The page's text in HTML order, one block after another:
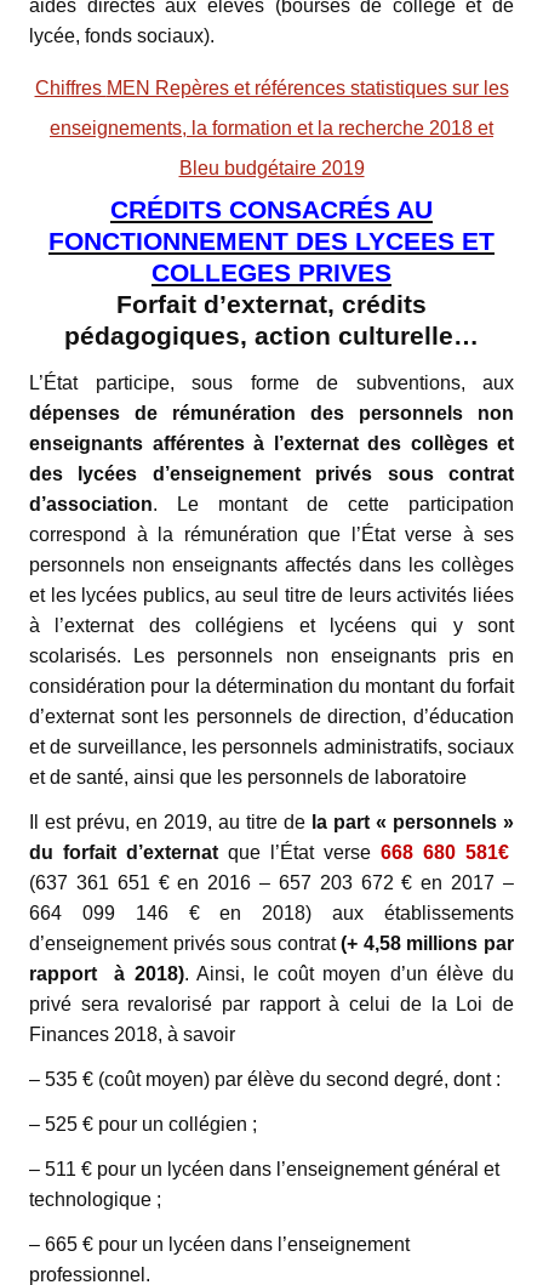
aides directes aux élèves (bourses de collège et de
lycée, fonds sociaux).
Chiffres MEN Repères et références statistiques sur les
enseignements, la formation et la recherche 2018 et
Bleu budgétaire 2019
CRÉDITS CONSACRÉS AU
FONCTIONNEMENT DES LYCEES ET
COLLEGES PRIVES
Forfait d’externat, crédits
pédagogiques, action culturelle…
L’État participe, sous forme de subventions, aux
dépenses de rémunération des personnels non
enseignants afférentes à l’externat des collèges et
des lycées d’enseignement privés sous contrat
d’association. Le montant de cette participation
correspond à la rémunération que l’État verse à ses
personnels non enseignants affectés dans les collèges
et les lycées publics, au seul titre de leurs activités liées
à l’externat des collégiens et lycéens qui y sont
scolarisés. Les personnels non enseignants pris en
considération pour la détermination du montant du forfait
d’externat sont les personnels de direction, d’éducation
et de surveillance, les personnels administratifs, sociaux
et de santé, ainsi que les personnels de laboratoire
Il est prévu, en 2019, au titre de la part « personnels »
du forfait d’externat que l’État verse 668 680 581€
(637 361 651 € en 2016 – 657 203 672 € en 2017 –
664 099 146 € en 2018) aux établissements
d’enseignement privés sous contrat(+ 4,58 millions par
rapport
à 2018). Ainsi, le coût moyen d’un élève du
privé sera revalorisé par rapport à celui de la Loi de
Finances 2018, à savoir
– 535 € (coût moyen) par élève du second degré, dont :
– 525 € pour un collégien ;
– 511 € pour un lycéen dans l’enseignement général et
technologique ;
– 665 € pour un lycéen dans l’enseignement
professionnel.